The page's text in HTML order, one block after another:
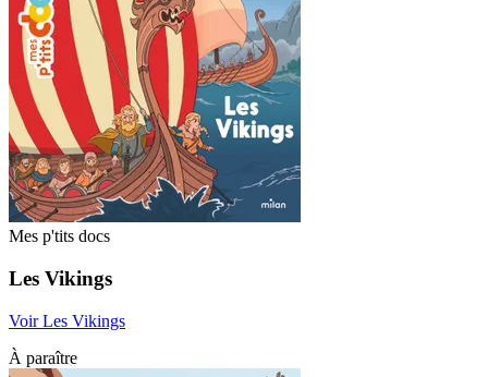
Mes p'tits docs
Les Vikings
Voir Les Vikings
À paraître